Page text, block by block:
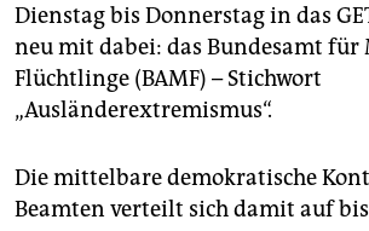
Dienstag bis Donnerstag in das
neu mit dabei: das Bundesamt
Flüchtlinge (BAMF) – Stichwort
„Ausländerextremismus“.
Die mittelbare demokratische
Beamten verteilt sich damit auf bis